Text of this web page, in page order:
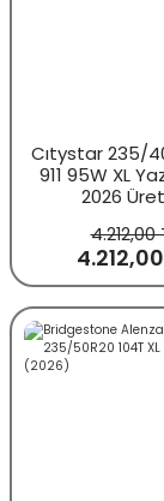
Cıtystar 235/
911 95W XL
2026
4.212,00